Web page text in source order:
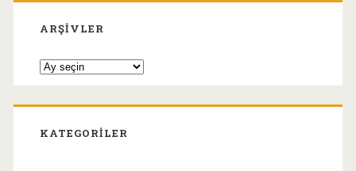
ARŞIVLER
Arşivler
KATEGORILER